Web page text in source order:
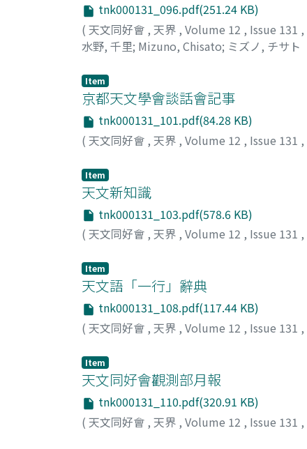
tnk000131_096.pdf(251.24 KB)
( 天文同好會 , 天界 , Volume 12 , Issue 131 ,
水野, 千里; Mizuno, Chisato; ミズノ, チサト
Item
京都天文學會談話會記事
tnk000131_101.pdf(84.28 KB)
( 天文同好會 , 天界 , Volume 12 , Issue 131 ,
Item
天文新知識
tnk000131_103.pdf(578.6 KB)
( 天文同好會 , 天界 , Volume 12 , Issue 131 ,
Item
天文語「一行」辭典
tnk000131_108.pdf(117.44 KB)
( 天文同好會 , 天界 , Volume 12 , Issue 131 ,
Item
天文同好會觀測部月報
tnk000131_110.pdf(320.91 KB)
( 天文同好會 , 天界 , Volume 12 , Issue 131 ,